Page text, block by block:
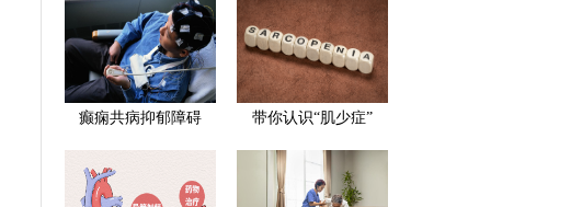
癫痫共病抑郁障碍 带你认识“肌少症”